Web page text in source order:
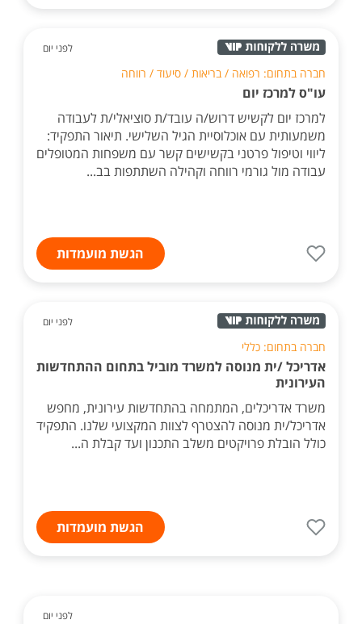
לפני יום
חברה בתחום: רפואה / בריאות / סיעוד / רווחה
עו"ס למרכז יום
למרכז יום לקשיש דרוש/ה עובד/ת סוציאלי/ת לעבודה
משמעותית עם אוכלוסיית הגיל השלישי. תיאור התפקיד:
ליווי וטיפול פרטני בקשישים קשר עם משפחות המטופלים
עבודה מול גורמי רווחה וקהילה השתתפות בב...
הגשת מועמדות
לפני יום
חברה בתחום: כללי
אדריכל /ית מנוסה למשרד מוביל בתחום ההתחדשות
העירונית
משרד אדריכלים, המתמחה בהתחדשות עירונית, מחפש
אדריכל/ית מנוסה להצטרף לצוות המקצועי שלנו. התפקיד
כולל הובלת פרויקטים משלב התכנון ועד קבלת ה...
הגשת מועמדות
לפני יום